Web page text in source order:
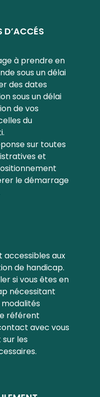
D’ACCÉS
à prendre en
sous un délai
des dates
sous un délai
de vos
du
sur toutes
et
le démarrage
accessibles aux
de handicap.
si vous êtes en
nécessitant
référent
avec vous
les